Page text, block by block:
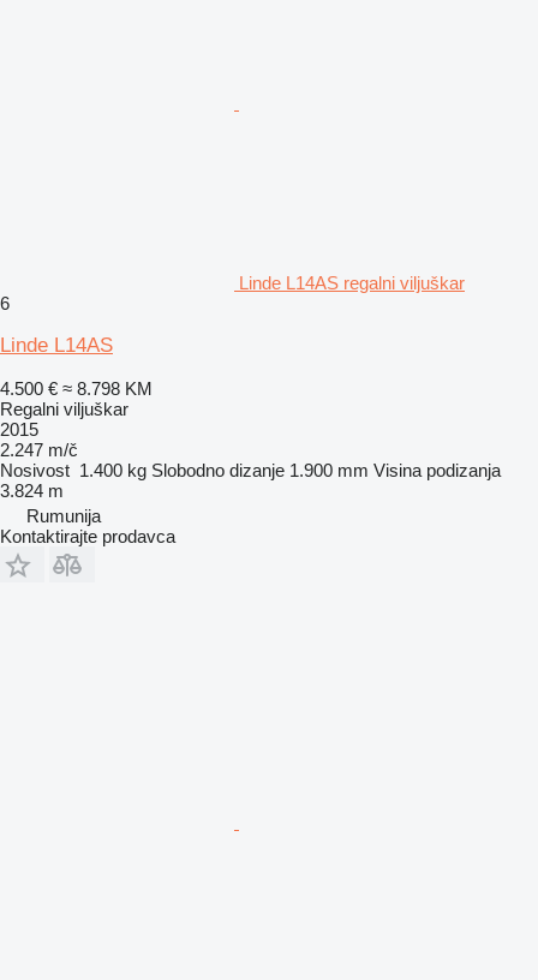
Linde L14AS regalni viljuškar
6
Linde L14AS
4.500 € ≈ 8.798 KM
Regalni viljuškar
2015
2.247 m/č
Nosivost 1.400 kg Slobodno dizanje 1.900 mm Visina podizanja
3.824 m
Rumunija
Kontaktirajte prodavca